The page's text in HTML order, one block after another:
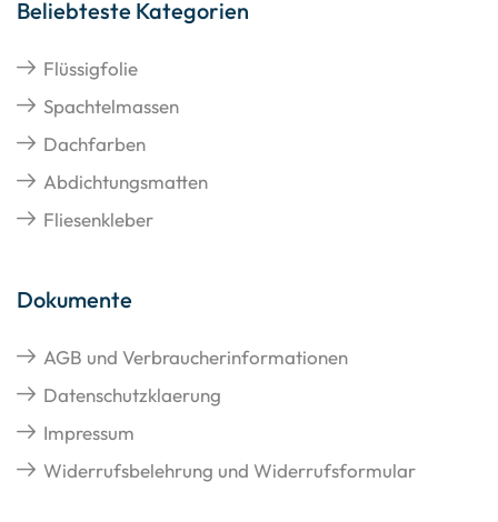
Beliebteste Kategorien
Flüssigfolie
Spachtelmassen
Dachfarben
Abdichtungsmatten
Fliesenkleber
Dokumente
AGB und Verbraucherinformationen
Datenschutzklaerung
Impressum
Widerrufsbelehrung und Widerrufsformular